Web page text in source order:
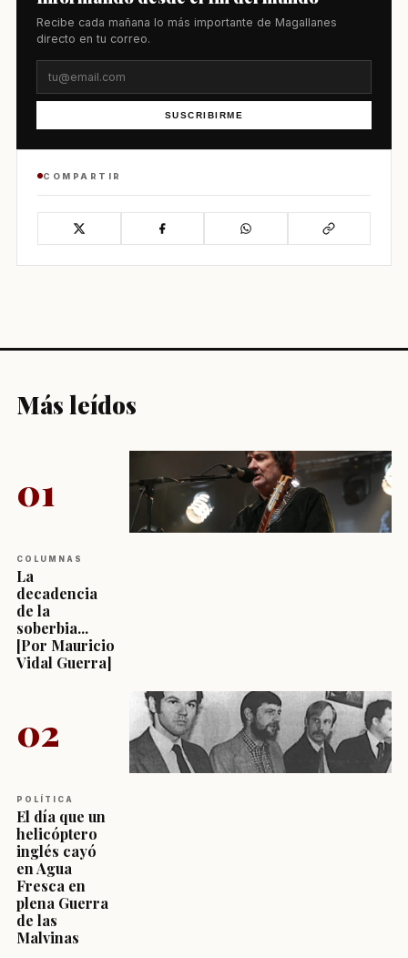
Recibe cada mañana lo más importante de Magallanes
directo en tu correo.
SUSCRIBIRME
COMPARTIR
Más leídos
01
COLUMNAS
La
decadencia
de la
soberbia...
[Por Mauricio
Vidal Guerra]
02
POLÍTICA
El día que un
helicóptero
inglés cayó
en Agua
Fresca en
plena Guerra
de las
Malvinas